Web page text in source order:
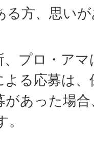
る方、思い
、プロ・ア
よる応募は
があった場